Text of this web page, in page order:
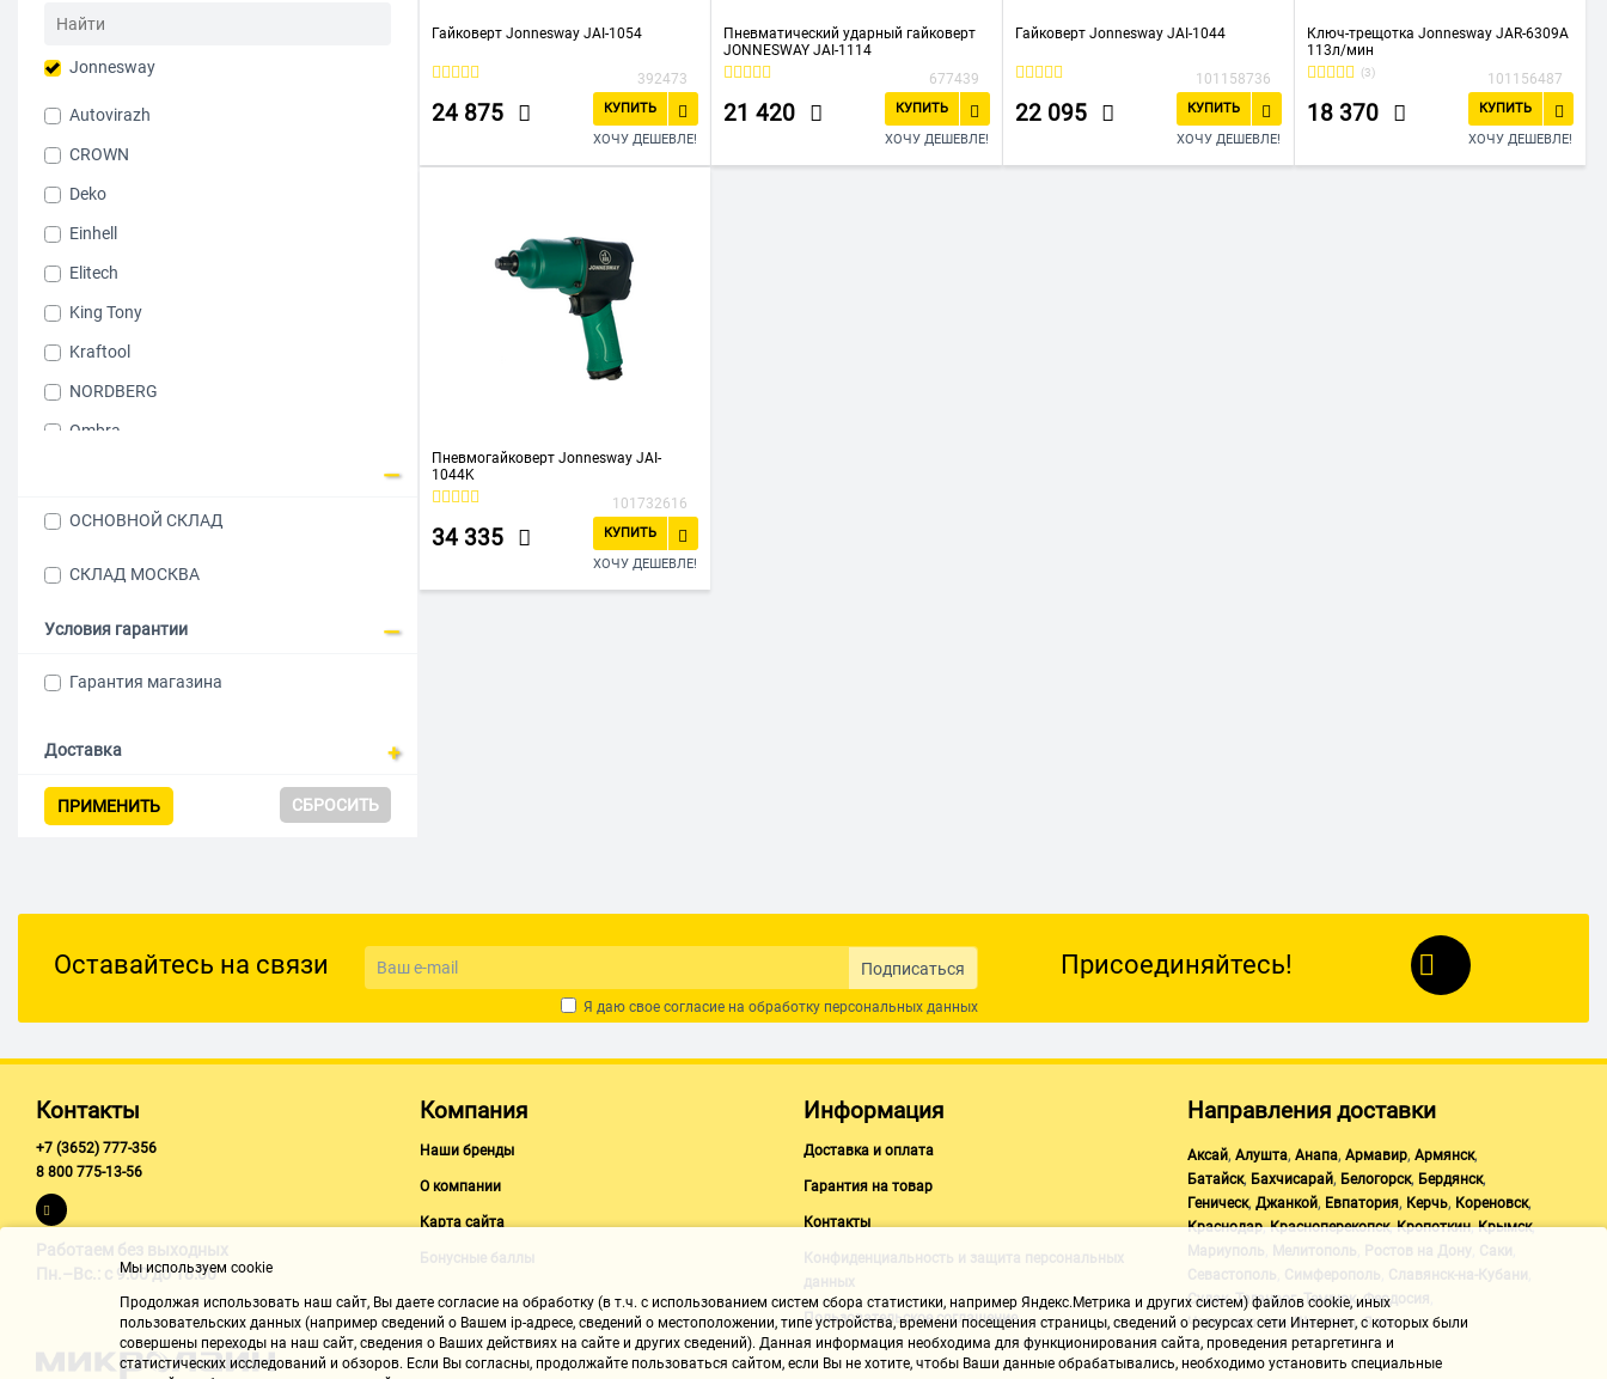
Jonnesway
Autovirazh
CROWN
Deko
Einhell
Elitech
King Tony
Kraftool
NORDBERG
Ombra
ОСНОВНОЙ СКЛАД
СКЛАД МОСКВА
Условия гарантии
Гарантия магазина
Доставка
ПРИМЕНИТЬ СБРОСИТЬ
Гайковерт Jonnesway JAI-1054
392473
24 875
КУПИТЬ
ХОЧУ ДЕШЕВЛЕ!
Пневматический ударный гайковерт
JONNESWAY JAI-1114
677439
21 420
КУПИТЬ
ХОЧУ ДЕШЕВЛЕ!
Гайковерт Jonnesway JAI-1044
101158736
22 095
КУПИТЬ
ХОЧУ ДЕШЕВЛЕ!
Ключ-трещотка Jonnesway JAR-6309A
113л/мин
(3) 101156487
18 370
КУПИТЬ
ХОЧУ ДЕШЕВЛЕ!
Пневмогайковерт Jonnesway JAI-
1044K
101732616
34 335
КУПИТЬ
ХОЧУ ДЕШЕВЛЕ!
Оставайтесь на связи Подписаться
Я даю свое согласие на обработку персональных данных
Присоединяйтесь!
Контакты
+7 (3652) 777-356
8 800 775-13-56
Работаем без выходных
Пн.–Вс.: с 9:00 до 18:00
Компания
Наши бренды
О компании
Карта сайта
Бонусные баллы
Информация
Доставка и оплата
Гарантия на товар
Контакты
Конфиденциальность и защита персональных
данных
Пользовательское соглашение
Направления доставки
Аксай, Алушта, Анапа, Армавир, Армянск,
Батайск, Бахчисарай, Белогорск, Бердянск,
Геническ, Джанкой, Евпатория, Керчь, Кореновск,
Краснодар,Красноперекопск,Кропоткин,Крымск,
Мариуполь Мелитополь Ростов на Дону Саки
Севастополь Симферополь Славянск-на-Кубани
Судак,Таганрог,Темрюк,Феодосия
Черноморское ,Щелкино,Ялта
Мы используем cookie
Продолжая использовать наш cайт, Вы даете согласие на обработку (в т.ч. с использованием систем сбора статистики, например Яндекс.Метрика и других систем) файлов cookie, иных
пользовательских данных (например сведений о Вашем ip-адресе, сведений о местоположении, типе устройства, времени посещения страницы, сведений о ресурсах сети Интернет, с которых были
совершены переходы на наш сайт, сведения о Ваших действиях на сайте и других сведений). Данная информация необходима для функционирования сайта, проведения ретаргетинга и
статистических исследований и обзоров. Если Вы согласны, продолжайте пользоваться сайтом, если Вы не хотите, чтобы Ваши данные обрабатывались, необходимо установить специальные